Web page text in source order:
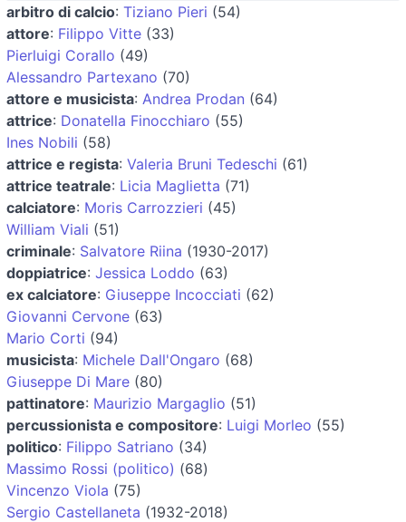
arbitro di calcio: Tiziano Pieri (54)
attore: Filippo Vitte (33)
Pierluigi Corallo (49)
Alessandro Partexano (70)
attore e musicista: Andrea Prodan (64)
attrice: Donatella Finocchiaro (55)
Ines Nobili (58)
attrice e regista: Valeria Bruni Tedeschi (61)
attrice teatrale: Licia Maglietta (71)
calciatore: Moris Carrozzieri (45)
William Viali (51)
criminale: Salvatore Riina (1930-2017)
doppiatrice: Jessica Loddo (63)
ex calciatore: Giuseppe Incocciati (62)
Giovanni Cervone (63)
Mario Corti (94)
musicista: Michele Dall'Ongaro (68)
Giuseppe Di Mare (80)
pattinatore: Maurizio Margaglio (51)
percussionista e compositore: Luigi Morleo (55)
politico: Filippo Satriano (34)
Massimo Rossi (politico) (68)
Vincenzo Viola (75)
Sergio Castellaneta (1932-2018)